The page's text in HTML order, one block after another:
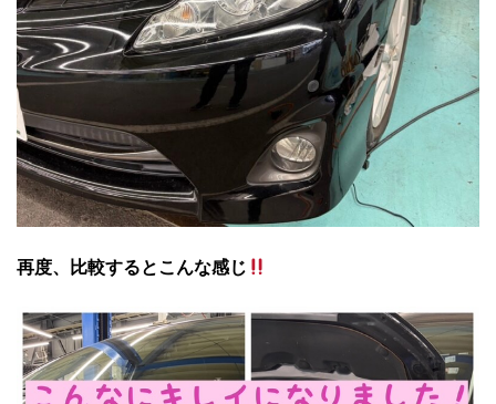
再度、比較するとこんな感じ